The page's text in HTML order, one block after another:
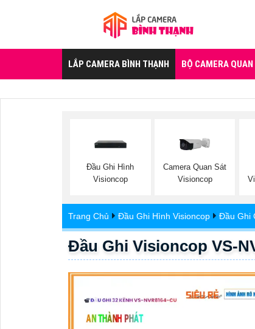
LẮP CAMERA BÌNH THẠNH BỘ CAMERA
Đầu Ghi Hình
Visioncop
Camera Quan Sát
Visioncop
Trang Chủ Đầu Ghi Hình Visioncop Đầu Ghi
Đầu Ghi Visioncop VS-